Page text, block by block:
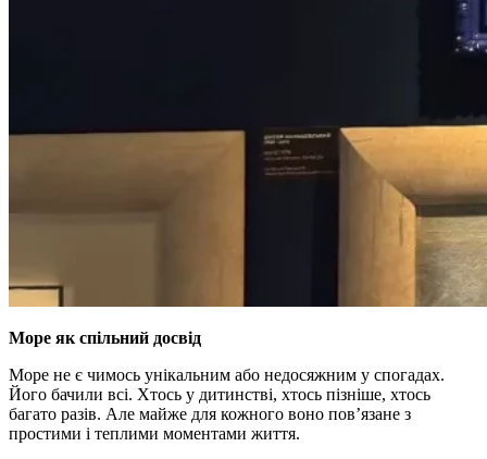
Море як спільний досвід
Море не є чимось унікальним або недосяжним у спогадах.
Його бачили всі. Хтось у дитинстві, хтось пізніше, хтось
багато разів. Але майже для кожного воно пов’язане з
простими і теплими моментами життя.